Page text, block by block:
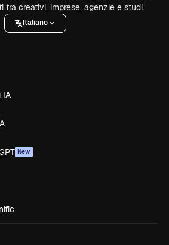
tra creativi, imprese, agenzie e studi.
Italiano
IA
New